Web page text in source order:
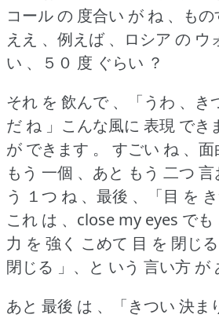
コール の 度合い が ね 、もの
ええ 、例えば 、ロシア の ウ
い 、５０ 度 ぐらい ？
それ を 飲んで 、「うわ 、き
だ ね 」こんな風に 表現 でき
が できます 。
すごい ね 、面
もう 一個 、あと もう 二つ 言
う １つ ね 、最後 、「目 を き
これ は 、close my eyes でも
力 を 強く こめて 目 を 閉じ
閉じる 」、と いう 言い方 が
あと 最後 は 、「きつい 決ま